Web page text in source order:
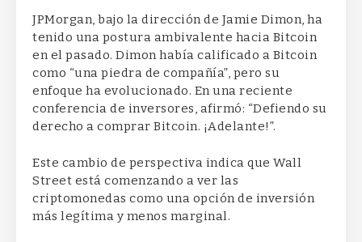
JPMorgan, bajo la dirección de Jamie Dimon, ha
tenido una postura ambivalente hacia Bitcoin
en el pasado. Dimon había calificado a Bitcoin
como “una piedra de compañía”, pero su
enfoque ha evolucionado. En una reciente
conferencia de inversores, afirmó: “Defiendo su
derecho a comprar Bitcoin. ¡Adelante!”.
Este cambio de perspectiva indica que Wall
Street está comenzando a ver las
criptomonedas como una opción de inversión
más legítima y menos marginal.